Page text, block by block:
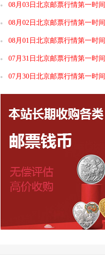
08月03日北京邮票行情第一时间
08月02日北京邮票行情第一时间
08月01日北京邮票行情第一时间
07月31日北京邮票行情第一时间
07月30日北京邮票行情第一时间